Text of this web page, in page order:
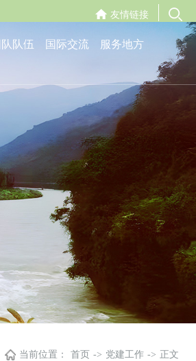
友情链接
队队伍 国际交流
服务地方
当前位置： 首页 -> 党建工作 -> 正文